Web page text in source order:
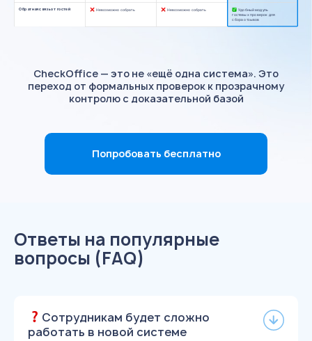
Обратная связь от гостей Невозможно собрать Невозможно собрать
Удобный модуль
гостевых проверок для
сбора отзывов
CheckOffice — это не «ещё одна система». Это
переход от формальных проверок к прозрачному
контролю с доказательной базой
Попробовать бесплатно
Ответы на популярные
вопросы (FAQ)
Сотрудникам будет сложно
работать в новой системе